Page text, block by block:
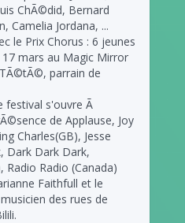
ChÃ©did, Bernard
Camelia Jordana, ...
le Prix Chorus : 6 jeunes
mars au Magic Mirror
parrain de
festival s'ouvre Ã
de Applause, Joy
Charles(GB), Jesse
Dark Dark Dark,
Radio Radio (Canada)
Faithfull et le
des rues de